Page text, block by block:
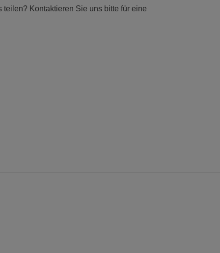
Kontaktieren Sie uns bitte für eine